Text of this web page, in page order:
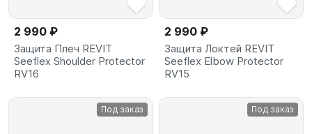
2 990 ₽
Защита Плеч REVIT
Seeflex Shoulder Protector
RV16
2 990 ₽
Защита Локтей REVIT
Seeflex Elbow Protector
RV15
Под заказ Под заказ